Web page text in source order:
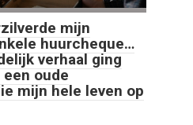
mijn
huurcheque…
verhaal ging
oude
mijn hele leven op